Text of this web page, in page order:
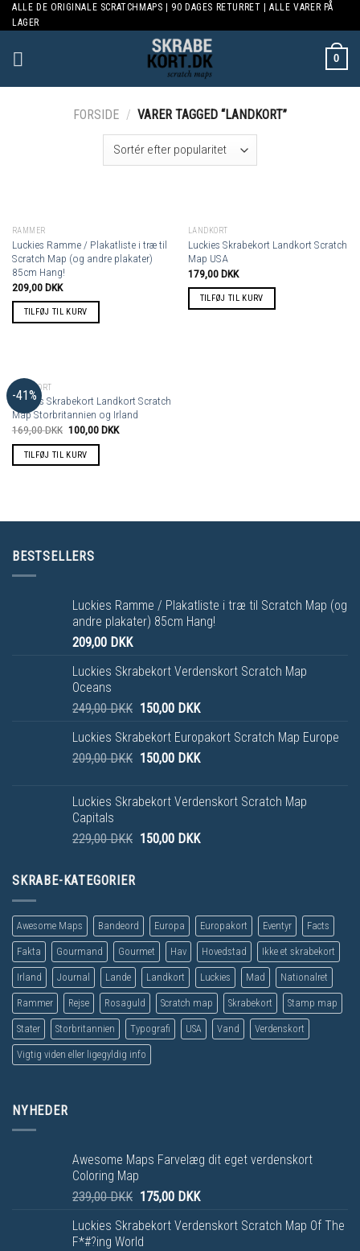
Skip
to
content
ALLE DE ORIGINALE SCRATCHMAPS | 90 DAGES RETURRET | ALLE VARER PÅ
LAGER
0
FORSIDE / VARER TAGGED “LANDKORT”
RAMMER
Luckies Ramme / Plakatliste i træ til
Scratch Map (og andre plakater)
85cm Hang!
209,00DKK
TILFØJ TIL KURV
LANDKORT
Luckies Skrabekort Landkort Scratch
Map USA
179,00DKK
TILFØJ TIL KURV
-41%
LANDKORT
Luckies Skrabekort Landkort Scratch
Map Storbritannien og Irland
169,00DKK 100,00DKK
TILFØJ TIL KURV
BESTSELLERS
Luckies Ramme / Plakatliste i træ til Scratch Map (og
andre plakater) 85cm Hang!
209,00 DKK
Luckies Skrabekort Verdenskort Scratch Map
Oceans
249,00DKK 150,00 DKK
Luckies Skrabekort Europakort Scratch Map Europe
209,00DKK 150,00 DKK
Luckies Skrabekort Verdenskort Scratch Map
Capitals
229,00DKK 150,00 DKK
SKRABE-KATEGORIER
Awesome Maps Bandeord Europa Europakort Eventyr Facts
Fakta Gourmand Gourmet Hav Hovedstad Ikke et skrabekort
Irland Journal Lande Landkort Luckies Mad Nationalret
Rammer Rejse Rosaguld Scratch map Skrabekort Stamp map
Stater Storbritannien Typografi USA Vand Verdenskort
Vigtig viden eller ligegyldig info
NYHEDER
Awesome Maps Farvelæg dit eget verdenskort
Coloring Map
239,00DKK 175,00 DKK
Luckies Skrabekort Verdenskort Scratch Map Of The
F*#?ing World